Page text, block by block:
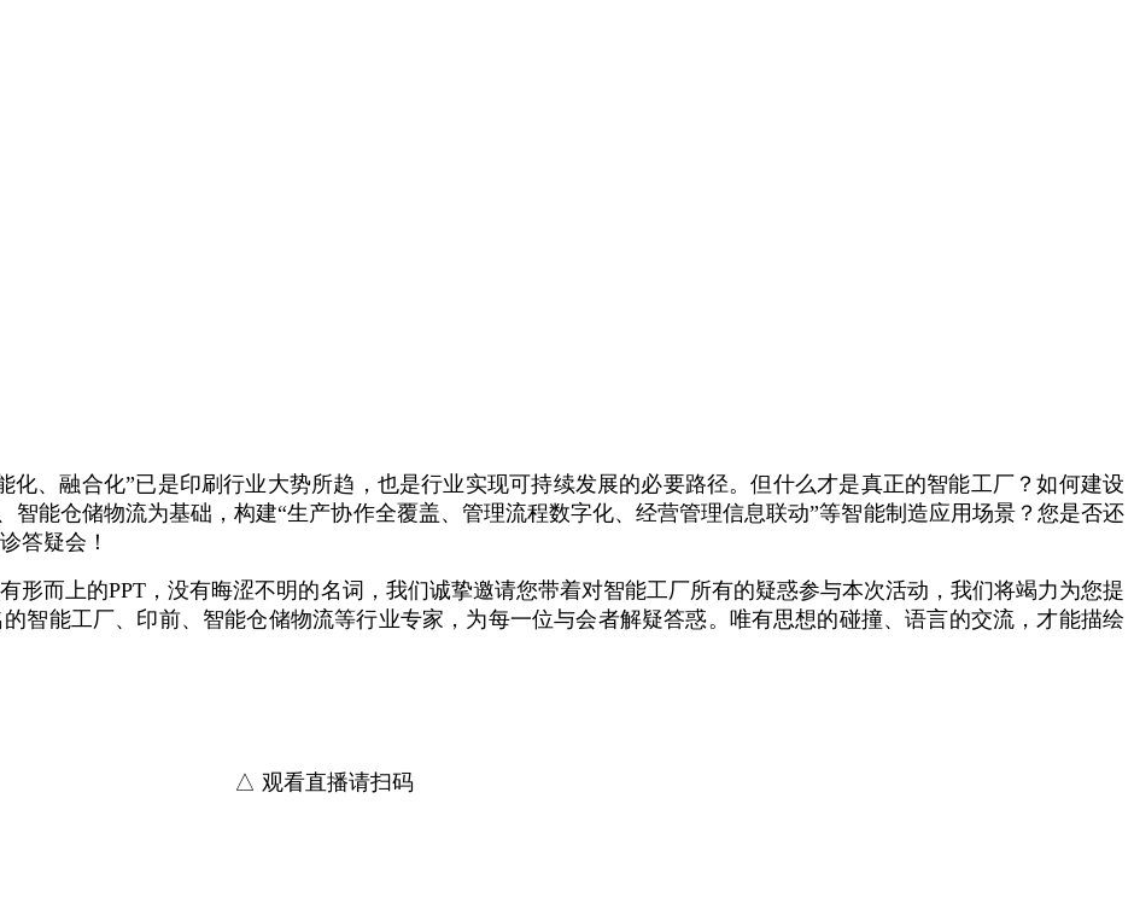
化、融合化”已是印刷行业大势所趋，也是行业实现可持续发展的必要路径。但什么才是真正的智能工厂？如何建设
智能仓储物流为基础，构建“生产协作全覆盖、管理流程数字化、经营管理信息联动”等智能制造应用场景？您是否还
答疑会！
形而上的PPT，没有晦涩不明的名词，我们诚挚邀请您带着对智能工厂所有的疑惑参与本次活动，我们将竭力为您提
智能工厂、印前、智能仓储物流等行业专家，为每一位与会者解疑答惑。唯有思想的碰撞、语言的交流，才能描绘
△ 观看直播请扫码